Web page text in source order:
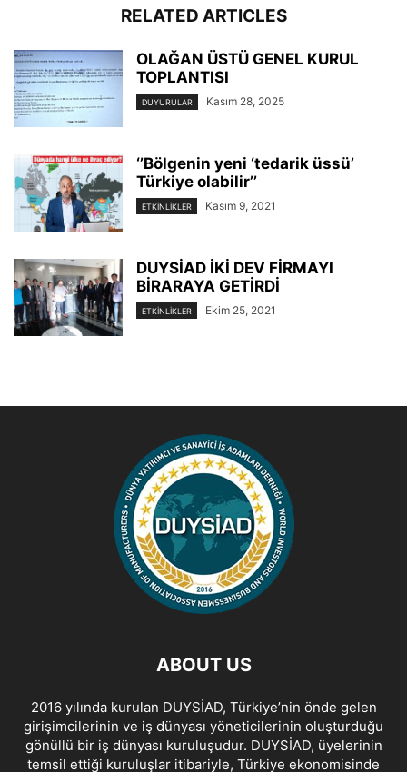
RELATED ARTICLES
OLAĞAN ÜSTÜ GENEL KURUL
TOPLANTISI
DUYURULAR Kasım 28, 2025
‘’Bölgenin yeni ‘tedarik üssü’
Türkiye olabilir’’
ETKINLIKLER Kasım 9, 2021
DUYSİAD İKİ DEV FİRMAYI
BİRARAYA GETİRDİ
ETKINLIKLER Ekim 25, 2021
ABOUT US
2016 yılında kurulan DUYSİAD, Türkiye’nin önde gelen
girişimcilerinin ve iş dünyası yöneticilerinin oluşturduğu
gönüllü bir iş dünyası kuruluşudur. DUYSİAD, üyelerinin
temsil ettiği kuruluşlar itibariyle, Türkiye ekonomisinde